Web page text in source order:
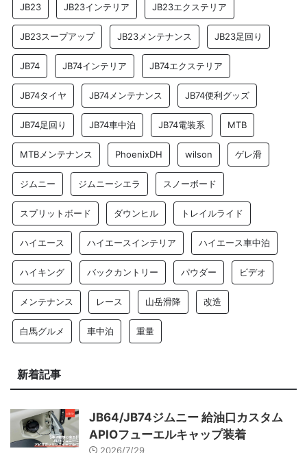
JB23 JB23インテリア JB23エクステリア
JB23スープアップ JB23メンテナンス JB23足回り
JB74 JB74インテリア JB74エクステリア
JB74タイヤ JB74メンテナンス JB74便利グッズ
JB74足回り JB74車中泊 JB74電装系 MTB
MTBメンテナンス PhoenixDH wilson ゲレ滑
ジムニー ジムニーシエラ スノーボード
スプリットボード ダウンヒル トレイルライド
ハイエース ハイエースインテリア ハイエース車中泊
ハイキング バックカントリー パウダー ビデオ
メンテナンス レース 山岳滑降 改造
白馬グルメ 車中泊 重量
新着記事
JB64/JB74ジムニー 給油口カスタム
APIOフューエルキャップ装着
2026/7/29